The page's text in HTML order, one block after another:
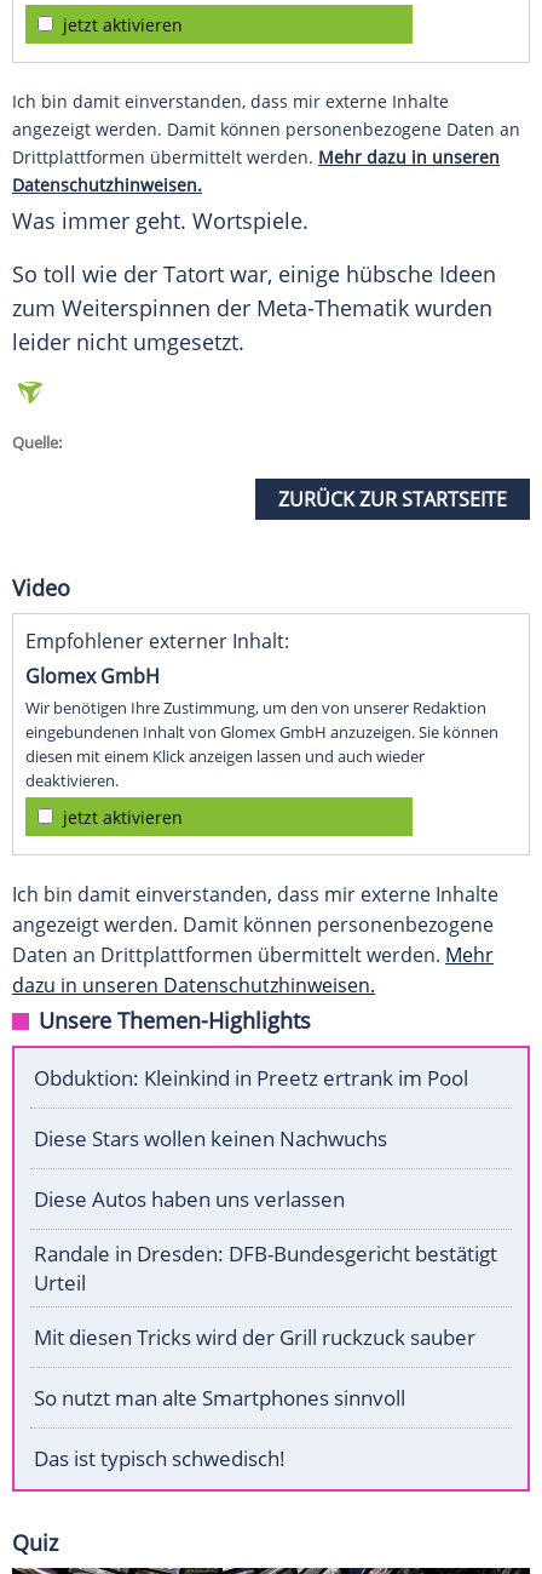
jetzt aktivieren
Ich bin damit einverstanden, dass mir externe Inhalte
angezeigt werden. Damit können personenbezogene Daten an
Drittplattformen übermittelt werden. Mehr dazu in unseren
Datenschutzhinweisen.
Was immer geht. Wortspiele.
So toll wie der Tatort war, einige hübsche Ideen
zum Weiterspinnen der Meta-Thematik wurden
leider nicht umgesetzt.
Quelle:
ZURÜCK ZUR STARTSEITE
Video
Empfohlener externer Inhalt:
Glomex GmbH
Wir benötigen Ihre Zustimmung, um den von unserer Redaktion
eingebundenen Inhalt von Glomex GmbH anzuzeigen. Sie können
diesen mit einem Klick anzeigen lassen und auch wieder
deaktivieren.
jetzt aktivieren
Ich bin damit einverstanden, dass mir externe Inhalte
angezeigt werden. Damit können personenbezogene
Daten an Drittplattformen übermittelt werden. Mehr
dazu in unseren Datenschutzhinweisen.
Unsere Themen-Highlights
Obduktion: Kleinkind in Preetz ertrank im Pool
Diese Stars wollen keinen Nachwuchs
Diese Autos haben uns verlassen
Randale in Dresden: DFB-Bundesgericht bestätigt
Urteil
Mit diesen Tricks wird der Grill ruckzuck sauber
So nutzt man alte Smartphones sinnvoll
Das ist typisch schwedisch!
Quiz